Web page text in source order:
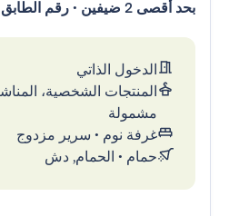
بحد أقصى 2 ضيفين • رقم الطابق 2 • لا مصعد
الدخول الذاتي
المنتجات الشخصية،
مشمولة
غرفة نوم • سرير مزدوج
حمام • الحمام, دش